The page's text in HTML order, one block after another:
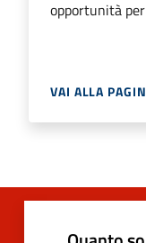
opportunità
VAI ALLA